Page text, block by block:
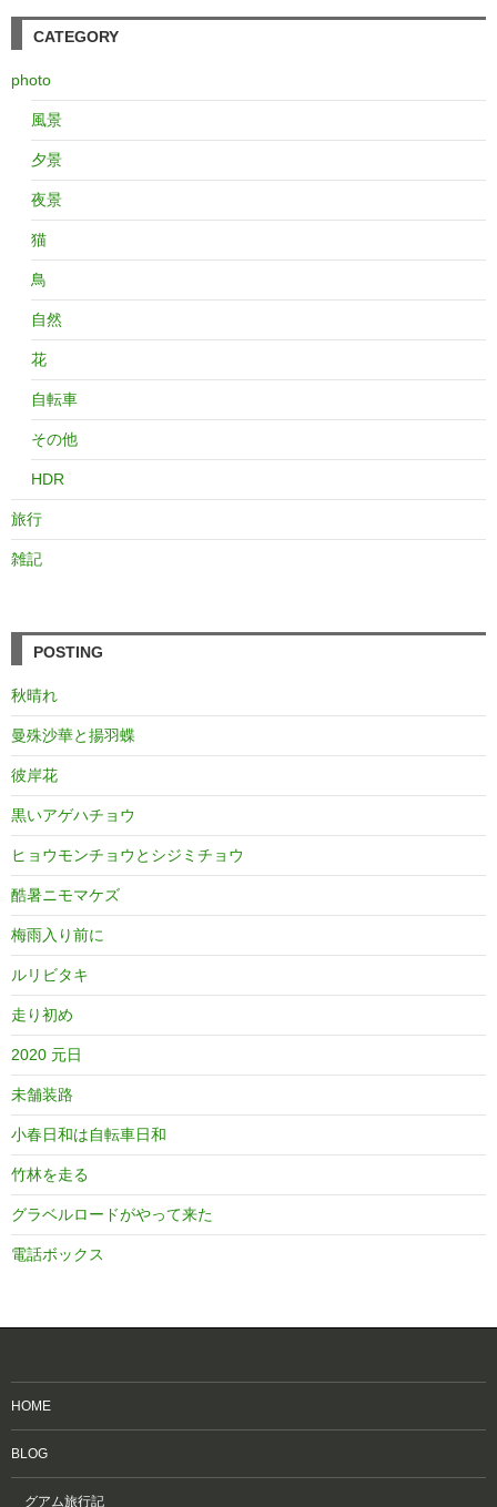
CATEGORY
photo
風景
夕景
夜景
猫
鳥
自然
花
自転車
その他
HDR
旅行
雑記
POSTING
秋晴れ
曼殊沙華と揚羽蝶
彼岸花
黒いアゲハチョウ
ヒョウモンチョウとシジミチョウ
酷暑ニモマケズ
梅雨入り前に
ルリビタキ
走り初め
2020 元日
未舗装路
小春日和は自転車日和
竹林を走る
グラベルロードがやって来た
電話ボックス
HOME
BLOG
グアム旅行記